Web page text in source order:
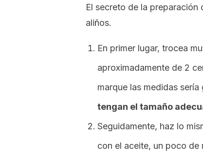
El secreto de la
aliños.
En primer lugar, trocea
aproximadamente de 2
marque las medidas sería
tengan el tamaño
Seguidamente, haz lo
con el aceite, un poco de